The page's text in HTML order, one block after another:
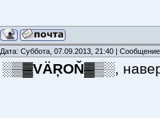
Дата: Суббота, 07.09.2013, 21:40 |
░▒▓VÄŖOŇ▓▒░,